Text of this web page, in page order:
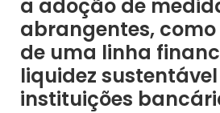
a adoção de
abrangentes,
de uma linha
liquidez
instituições